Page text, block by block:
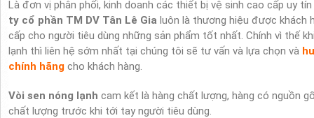
Là đơn vị phân phối, kinh doanh các thiết bị vệ sinh cao cấp uy
ty cổ phần TM DV Tân Lê Gia luôn là thương hiệu được khách
cấp cho người tiêu dùng những sản phẩm tốt nhất. Chính vì thế
lạnh thì liên hệ sớm nhất tại chúng tôi sẽ tư vấn và lựa chọn và
chính hãngcho khách hàng.
Vòi sen nóng lạnh cam kết là hàng chất lượng, hàng có nguồn
chất lượng trước khi tới tay người tiêu dùng.